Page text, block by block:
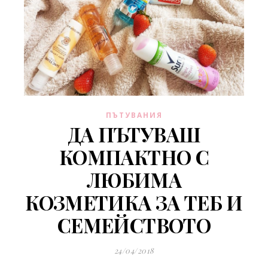
ПЪТУВАНИЯ
ДА ПЪТУВАШ
КОМПАКТНО С
ЛЮБИМА
КОЗМЕТИКА ЗА ТЕБ И
СЕМЕЙСТВОТО
24/04/2018